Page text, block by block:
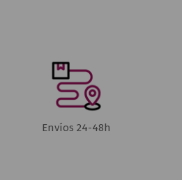
Envíos 24-48h